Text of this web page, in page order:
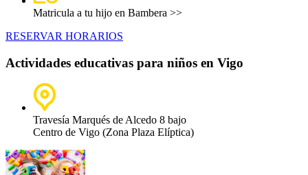
Matricula a tu hijo en Bambera >>
RESERVAR HORARIOS
Actividades educativas para niños en Vigo
Travesía Marqués de Alcedo 8 bajo
Centro de Vigo (Zona Plaza Elíptica)